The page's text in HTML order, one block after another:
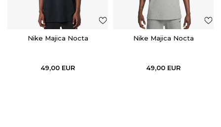
Nike Majica Nocta
49,00 EUR
Nike Majica Nocta
49,00 EUR